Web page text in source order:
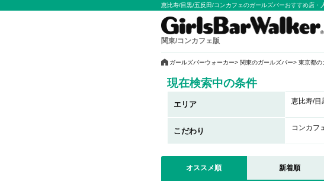
恵比寿/目黒/五反田/コンカフェのガールズバーおすすめ店・
関東/コンカフェ版
ガールズバーウォーカー 関東のガールズバー 東京都の
現在検索中の条件
エリア 恵比寿/目
こだわり コンカフ
オススメ順 新着順